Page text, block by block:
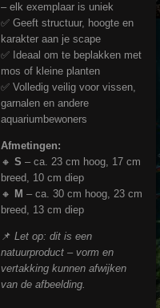
– elk exemplaar is uniek
✅ Geeft structuur, hoogte en
karakter aan je scape
✅ Ideaal om te beplakken met
mos of kleine planten
✅ Volledig veilig voor vissen,
garnalen en andere
aquariumbewoners
Afmetingen:
🔸 S – ca. 23 cm hoog, 17 cm
breed, 10 cm diep
🔸 M – ca. 30 cm hoog, 23 cm
breed, 13 cm diep
📌 Let op: dit is een
natuurproduct – vorm en
vertakking kunnen afwijken
van de afbeelding.